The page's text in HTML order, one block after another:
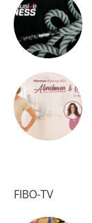
FIBO-TV